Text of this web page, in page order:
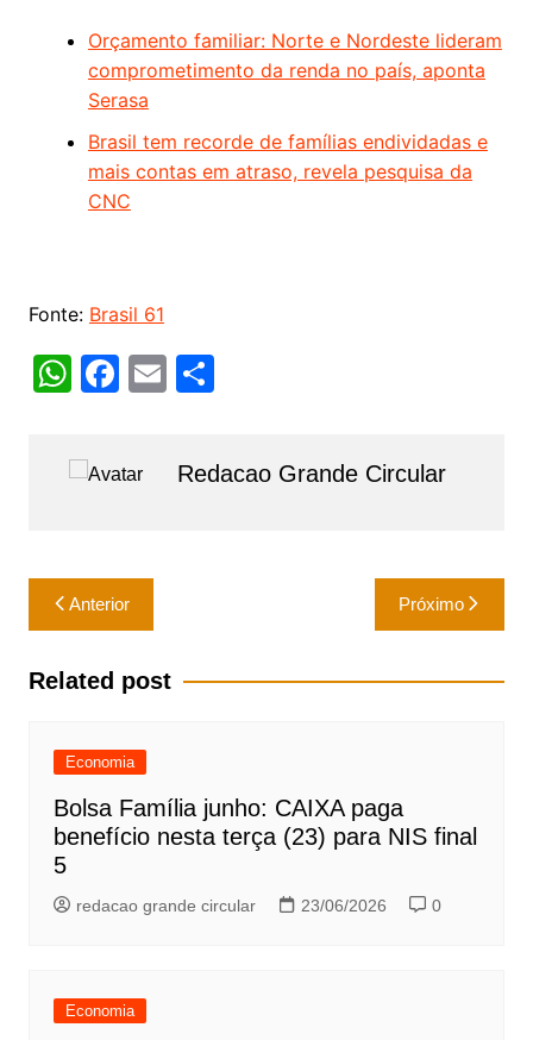
Orçamento familiar: Norte e Nordeste lideram
comprometimento da renda no país, aponta
Serasa
Brasil tem recorde de famílias endividadas e
mais contas em atraso, revela pesquisa da
CNC
Fonte: Brasil 61
W
at
s
p
F
e
o
k
E S
e
Redacao Grande Circular
Navegação
de
Post
Anterior Próximo
Related post
Economia
Bolsa Família junho: CAIXA paga
benefício nesta terça (23) para NIS final
5
redacao grande circular 23/06/2026 0
Economia